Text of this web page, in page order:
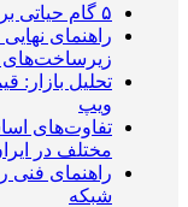
۵ گام حیاتی برای انتخاب و نصب تجهیزات ویپ پیشرفته
راهنمای
تحلیل بازار:
ویپ
تفاوت‌های
مختلف در
شبکه